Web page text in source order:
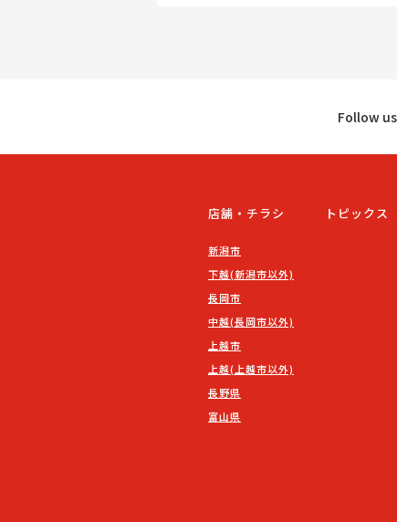
Follow
店舗・チラシ
新潟市
下越(新潟市以外)
長岡市
中越(長岡市以外)
上越市
上越(上越市以外)
長野県
富山県
トピックス